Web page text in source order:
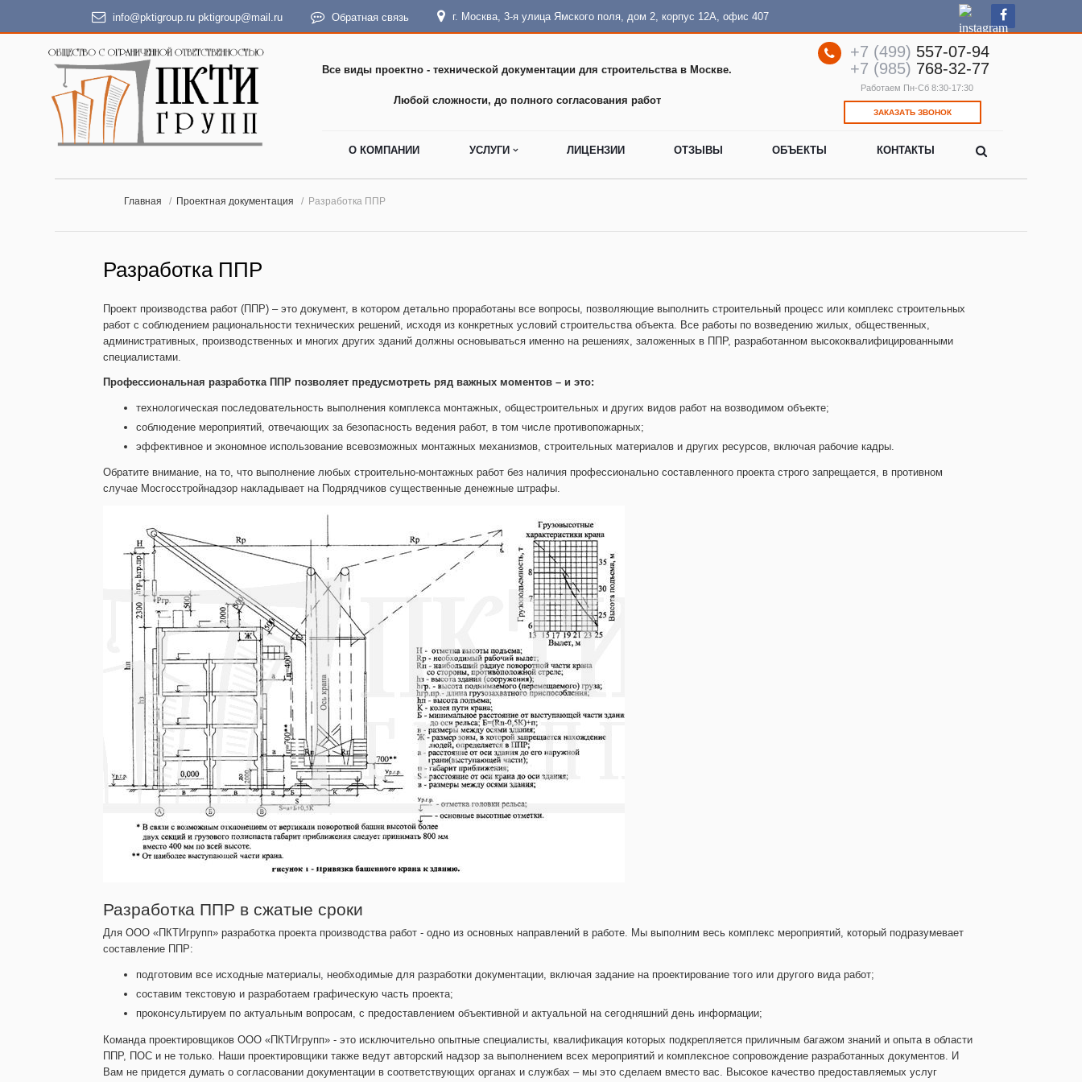
info@pktigroup.ru pktigroup@mail.ru Обратная связь г. Москва, 3-я улица Ямского поля, дом 2, корпус 12А, офис 407
+7 (499) 557-07-94
+7 (985) 768-32-77
Работаем Пн-Сб 8:30-17:30
ЗАКАЗАТЬ ЗВОНОК
Все виды проектно - технической документации для строительства в Москве.
Любой сложности, до полного согласования работ
О КОМПАНИИ УСЛУГИ ЛИЦЕНЗИИ ОТЗЫВЫ ОБЪЕКТЫ КОНТАКТЫ
Главная Проектная документация Разработка ППР
Разработка ППР
Проект производства работ (ППР) – это документ, в котором детально проработаны все вопросы, позволяющие выполнить строительный процесс или комплекс строительных
работ с соблюдением рациональности технических решений, исходя из конкретных условий строительства объекта. Все работы по возведению жилых, общественных,
административных, производственных и многих других зданий должны основываться именно на решениях, заложенных в ППР, разработанном высококвалифицированными
специалистами.
Профессиональная разработка ППР позволяет предусмотреть ряд важных моментов – и это:
технологическая последовательность выполнения комплекса монтажных, общестроительных и других видов работ на возводимом объекте;
соблюдение мероприятий, отвечающих за безопасность ведения работ, в том числе противопожарных;
эффективное и экономное использование всевозможных монтажных механизмов, строительных материалов и других ресурсов, включая рабочие кадры.
Обратите внимание, на то, что выполнение любых строительно-монтажных работ без наличия профессионально составленного проекта строго запрещается, в противном
случае Мосгосстройнадзор накладывает на Подрядчиков существенные денежные штрафы.
Разработка ППР в сжатые сроки
Для ООО «ПКТИгрупп» разработка проекта производства работ - одно из основных направлений в работе. Мы выполним весь комплекс мероприятий, который подразумевает
составление ППР:
подготовим все исходные материалы, необходимые для разработки документации, включая задание на проектирование того или другого вида работ;
составим текстовую и разработаем графическую часть проекта;
проконсультируем по актуальным вопросам, с предоставлением объективной и актуальной на сегодняшний день информации;
Команда проектировщиков ООО «ПКТИгрупп» - это исключительно опытные специалисты, квалификация которых подкрепляется приличным багажом знаний и опыта в области
ППР, ПОС и не только. Наши проектировщики также ведут авторский надзор за выполнением всех мероприятий и комплексное сопровождение разработанных документов. И
Вам не придется думать о согласовании документации в соответствующих органах и службах – мы это сделаем вместо вас. Высокое качество предоставляемых услуг